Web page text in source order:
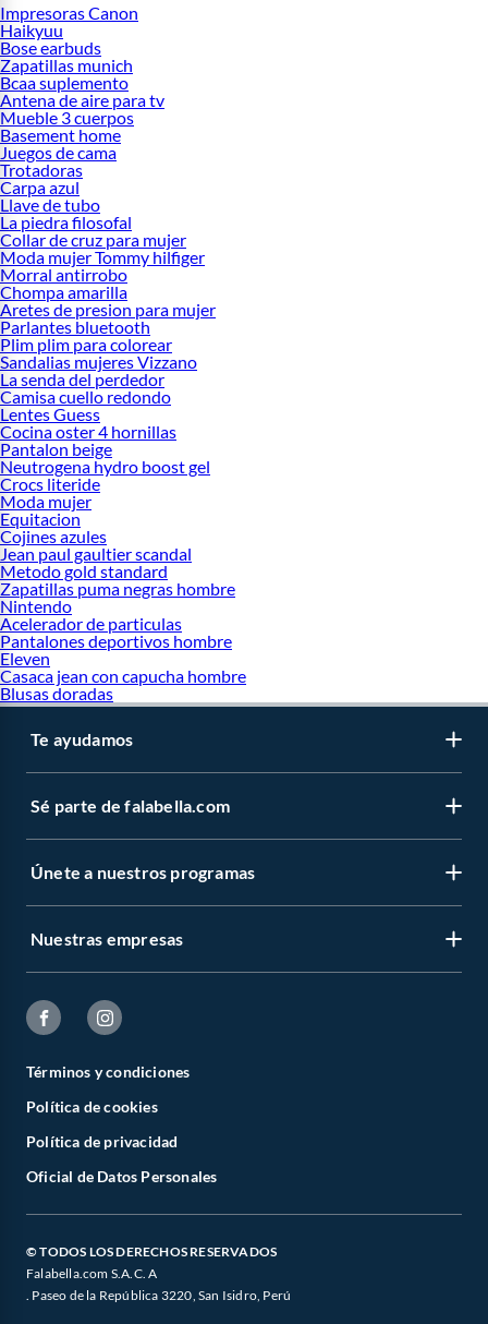
Impresoras Canon
Haikyuu
Bose earbuds
Zapatillas munich
Bcaa suplemento
Antena de aire para tv
Mueble 3 cuerpos
Basement home
Juegos de cama
Trotadoras
Carpa azul
Llave de tubo
La piedra filosofal
Collar de cruz para mujer
Moda mujer Tommy hilfiger
Morral antirrobo
Chompa amarilla
Aretes de presion para mujer
Parlantes bluetooth
Plim plim para colorear
Sandalias mujeres Vizzano
La senda del perdedor
Camisa cuello redondo
Lentes Guess
Cocina oster 4 hornillas
Pantalon beige
Neutrogena hydro boost gel
Crocs literide
Moda mujer
Equitacion
Cojines azules
Jean paul gaultier scandal
Metodo gold standard
Zapatillas puma negras hombre
Nintendo
Acelerador de particulas
Pantalones deportivos hombre
Eleven
Casaca jean con capucha hombre
Blusas doradas
Te ayudamos
Sé parte de falabella.com
Únete a nuestros programas
Nuestras empresas
Términos y condiciones
Política de cookies
Política de privacidad
Oficial de Datos Personales
© TODOS LOS DERECHOS RESERVADOS
Falabella.com S.A.C. A
. Paseo de la República 3220, San Isidro, Perú